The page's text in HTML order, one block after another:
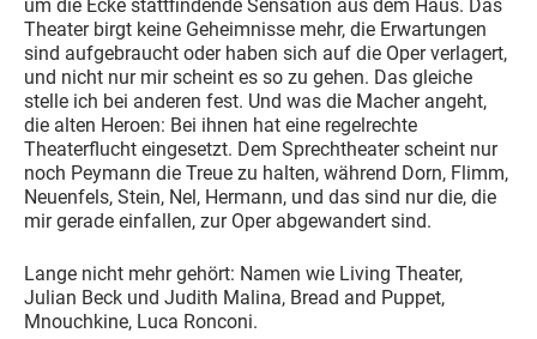
um die Ecke stattfindende Sensation aus dem Haus. Das
Theater birgt keine Geheimnisse mehr, die Erwartungen
sind aufgebraucht oder haben sich auf die Oper verlagert,
und nicht nur mir scheint es so zu gehen. Das gleiche
stelle ich bei anderen fest. Und was die Macher angeht,
die alten Heroen: Bei ihnen hat eine regelrechte
Theaterflucht eingesetzt. Dem Sprechtheater scheint nur
noch Peymann die Treue zu halten, während Dorn, Flimm,
Neuenfels, Stein, Nel, Hermann, und das sind nur die, die
mir gerade einfallen, zur Oper abgewandert sind.
Lange nicht mehr gehört: Namen wie Living Theater,
Julian Beck und Judith Malina, Bread and Puppet,
Mnouchkine, Luca Ronconi.